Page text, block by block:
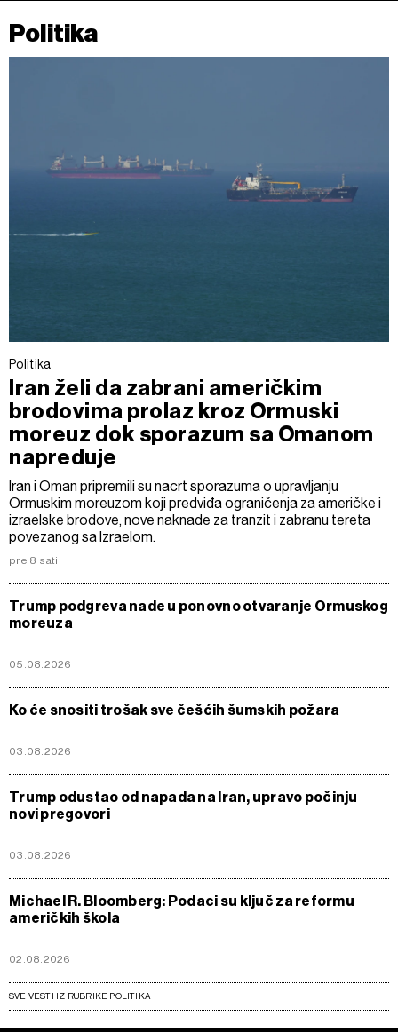
Politika
Politika
Iran želi da zabrani američkim
brodovima prolaz kroz Ormuski
moreuz dok sporazum sa Omanom
napreduje
Iran i Oman pripremili su nacrt sporazuma o upravljanju
Ormuskim moreuzom koji predviđa ograničenja za američke i
izraelske brodove, nove naknade za tranzit i zabranu tereta
povezanog sa Izraelom.
pre 8 sati
Trump podgreva nade u ponovno otvaranje Ormuskog
moreuza
05.08.2026
Ko će snositi trošak sve češćih šumskih požara
03.08.2026
Trump odustao od napada na Iran, upravo počinju
novi pregovori
03.08.2026
Michael R. Bloomberg: Podaci su ključ za reformu
američkih škola
02.08.2026
SVE VESTI IZ RUBRIKE POLITIKA